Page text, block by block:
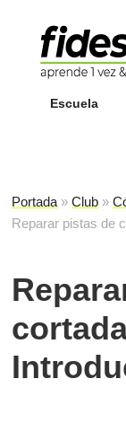
Escuela
Portada »Club »
Reparar pistas de